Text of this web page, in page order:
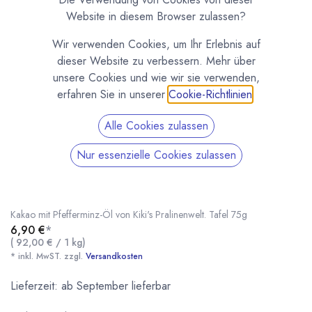
Kiki's Edelbitter Schokolade mit Pfefferminze
Kakao mit Pfefferminz-Öl von Kiki's Pralinenwelt. Tafel 75g
6,90 €*
( 92,00 € / 1 kg)
* inkl. MwST. zzgl. Versandkosten
Lieferzeit: ab September lieferbar
Website in diesem Browser zulassen?
Wir verwenden Cookies, um Ihr Erlebnis auf
dieser Website zu verbessern. Mehr über
unsere Cookies und wie wir sie verwenden,
erfahren Sie in unserer Cookie-Richtlinien
Alle Cookies zulassen
Nur essenzielle Cookies zulassen